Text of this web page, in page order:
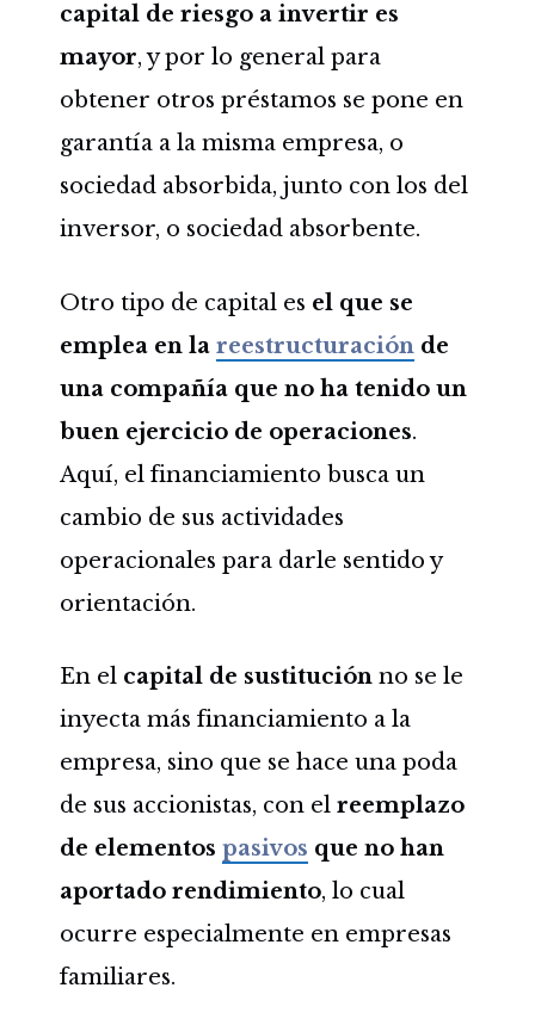
capital de riesgo a invertir es
mayor, y por lo general para
obtener otros préstamos se pone en
garantía a la misma empresa, o
sociedad absorbida, junto con los del
inversor, o sociedad absorbente.
Otro tipo de capital es el que se
emplea en la reestructuraciónde
una compañía que no ha tenido un
buen ejercicio de operaciones.
Aquí, el financiamiento busca un
cambio de sus actividades
operacionales para darle sentido y
orientación.
En el capital de sustituciónno se le
inyecta más financiamiento a la
empresa, sino que se hace una poda
de sus accionistas, con elreemplazo
de elementos pasivos que no han
aportado rendimiento, lo cual
ocurre especialmente en empresas
familiares.